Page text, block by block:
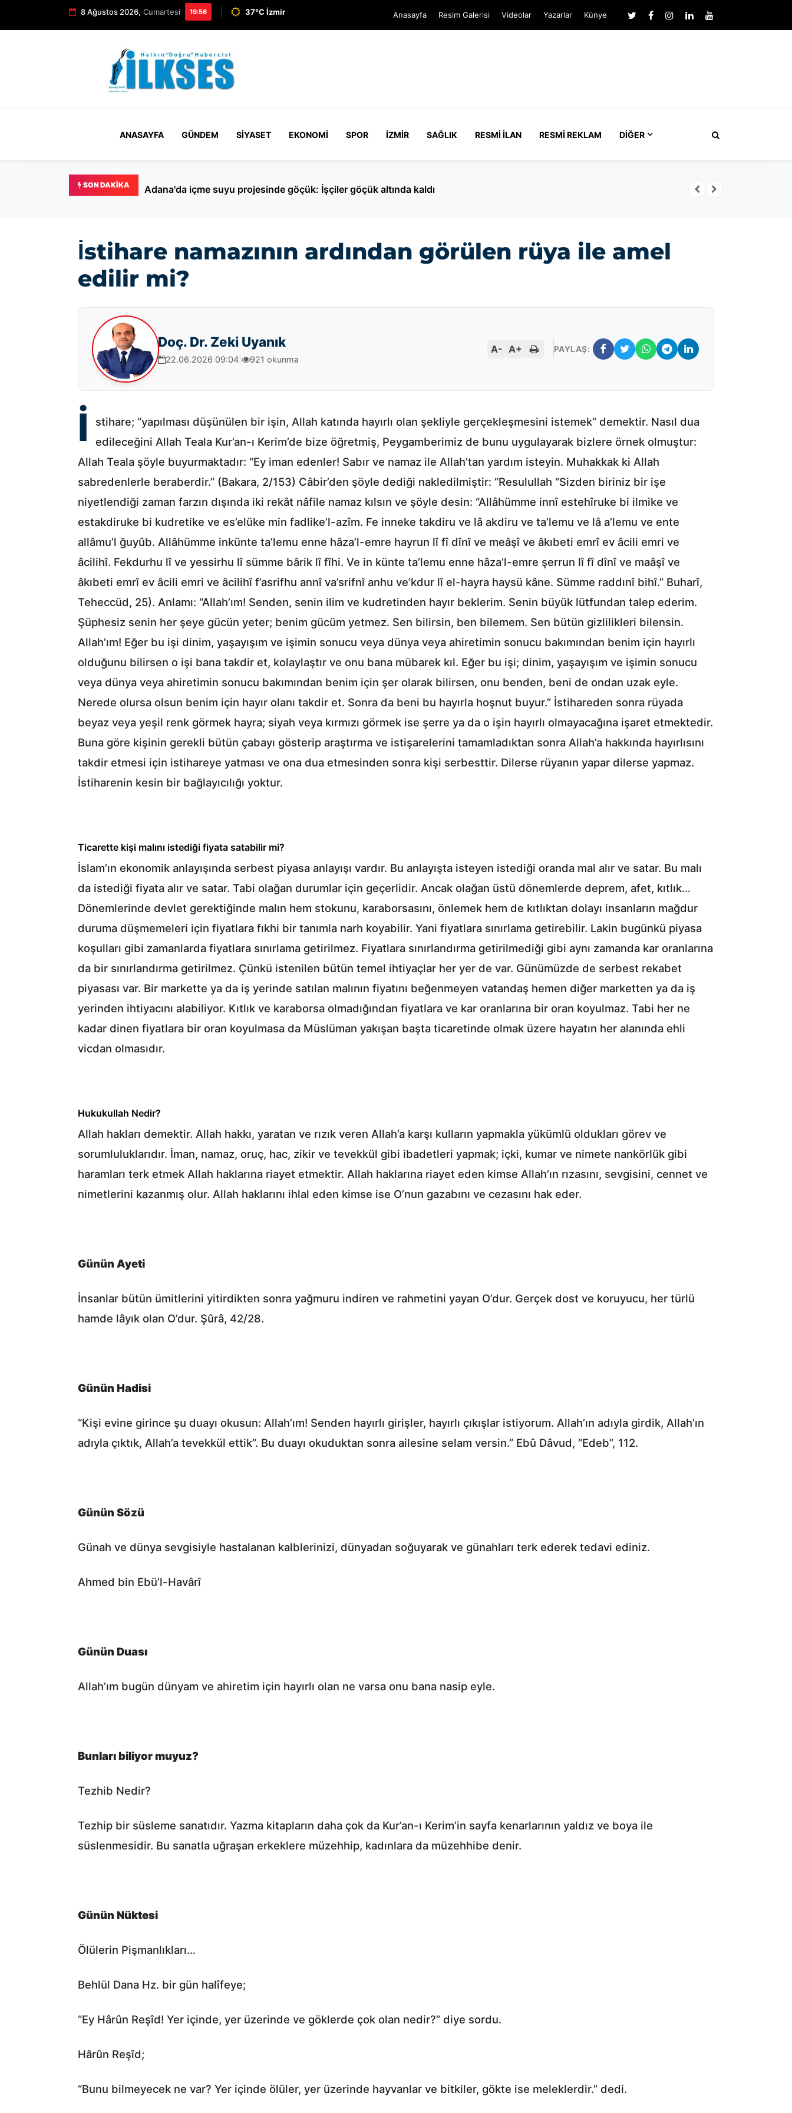
8 Ağustos 2026, Cumartesi 19:56 37°C İzmir Anasayfa Resim Galerisi Videolar Yazarlar Künye
ANASAYFA GÜNDEM SIYASET EKONOMI SPOR İZMIR SAĞLIK RESMI İLAN RESMI REKLAM DIĞER
SON DAKIKA Bakırköy’de kedilere mama verirken yolu kapatan kadın yakalandı: Hakkında 150 kayıt çıktı
İstihare namazının ardından görülen rüya ile amel
edilir mi?
Doç. Dr. Zeki Uyanık
22.06.2026 09:04 921 okunma
A- A+ PAYLAŞ:
İ
stihare; “yapılması düşünülen bir işin, Allah katında hayırlı olan şekliyle gerçekleşmesini istemek” demektir. Nasıl dua
edileceğini Allah Teala Kur’an-ı Kerim’de bize öğretmiş, Peygamberimiz de bunu uygulayarak bizlere örnek olmuştur:
Allah Teala şöyle buyurmaktadır: “Ey iman edenler! Sabır ve namaz ile Allah’tan yardım isteyin. Muhakkak ki Allah
sabredenlerle beraberdir.” (Bakara, 2/153) Câbir’den şöyle dediği nakledilmiştir: “Resulullah “Sizden biriniz bir işe
niyetlendiği zaman farzın dışında iki rekât nâfile namaz kılsın ve şöyle desin: “Allâhümme innî estehîruke bi ilmike ve
estakdiruke bi kudretike ve es’elüke min fadlike’l-azîm. Fe inneke takdiru ve lâ akdiru ve ta’lemu ve lâ a’lemu ve ente
allâmu’l ğuyûb. Allâhümme inkünte ta’lemu enne hâza’l-emre hayrun lî fî dînî ve meâşî ve âkıbeti emrî ev âcili emri ve
âcilihî. Fekdurhu lî ve yessirhu lî sümme bârik lî fîhi. Ve in künte ta’lemu enne hâza’l-emre şerrun lî fî dînî ve maâşî ve
âkıbeti emrî ev âcili emri ve âcilihî f’asrifhu annî va’srifnî anhu ve’kdur lî el-hayra haysü kâne. Sümme raddınî bihî.” Buharî,
Teheccüd, 25). Anlamı: “Allah’ım! Senden, senin ilim ve kudretinden hayır beklerim. Senin büyük lütfundan talep ederim.
Şüphesiz senin her şeye gücün yeter; benim gücüm yetmez. Sen bilirsin, ben bilemem. Sen bütün gizlilikleri bilensin.
Allah’ım! Eğer bu işi dinim, yaşayışım ve işimin sonucu veya dünya veya ahiretimin sonucu bakımından benim için hayırlı
olduğunu bilirsen o işi bana takdir et, kolaylaştır ve onu bana mübarek kıl. Eğer bu işi; dinim, yaşayışım ve işimin sonucu
veya dünya veya ahiretimin sonucu bakımından benim için şer olarak bilirsen, onu benden, beni de ondan uzak eyle.
Nerede olursa olsun benim için hayır olanı takdir et. Sonra da beni bu hayırla hoşnut buyur.” İstihareden sonra rüyada
beyaz veya yeşil renk görmek hayra; siyah veya kırmızı görmek ise şerre ya da o işin hayırlı olmayacağına işaret etmektedir.
Buna göre kişinin gerekli bütün çabayı gösterip araştırma ve istişarelerini tamamladıktan sonra Allah’a hakkında hayırlısını
takdir etmesi için istihareye yatması ve ona dua etmesinden sonra kişi serbesttir. Dilerse rüyanın yapar dilerse yapmaz.
İstiharenin kesin bir bağlayıcılığı yoktur.
Ticarette kişi malını istediği fiyata satabilir mi?
İslam’ın ekonomik anlayışında serbest piyasa anlayışı vardır. Bu anlayışta isteyen istediği oranda mal alır ve satar. Bu malı
da istediği fiyata alır ve satar. Tabi olağan durumlar için geçerlidir. Ancak olağan üstü dönemlerde deprem, afet, kıtlık…
Dönemlerinde devlet gerektiğinde malın hem stokunu, karaborsasını, önlemek hem de kıtlıktan dolayı insanların mağdur
duruma düşmemeleri için fiyatlara fıkhi bir tanımla narh koyabilir. Yani fiyatlara sınırlama getirebilir. Lakin bugünkü piyasa
koşulları gibi zamanlarda fiyatlara sınırlama getirilmez. Fiyatlara sınırlandırma getirilmediği gibi aynı zamanda kar oranlarına
da bir sınırlandırma getirilmez. Çünkü istenilen bütün temel ihtiyaçlar her yer de var. Günümüzde de serbest rekabet
piyasası var. Bir markette ya da iş yerinde satılan malının fiyatını beğenmeyen vatandaş hemen diğer marketten ya da iş
yerinden ihtiyacını alabiliyor. Kıtlık ve karaborsa olmadığından fiyatlara ve kar oranlarına bir oran koyulmaz. Tabi her ne
kadar dinen fiyatlara bir oran koyulmasa da Müslüman yakışan başta ticaretinde olmak üzere hayatın her alanında ehli
vicdan olmasıdır.
Hukukullah Nedir?
Allah hakları demektir. Allah hakkı, yaratan ve rızık veren Allah’a karşı kulların yapmakla yükümlü oldukları görev ve
sorumluluklarıdır. İman, namaz, oruç, hac, zikir ve tevekkül gibi ibadetleri yapmak; içki, kumar ve nimete nankörlük gibi
haramları terk etmek Allah haklarına riayet etmektir. Allah haklarına riayet eden kimse Allah’ın rızasını, sevgisini, cennet ve
nimetlerini kazanmış olur. Allah haklarını ihlal eden kimse ise O’nun gazabını ve cezasını hak eder.
Günün Ayeti
İnsanlar bütün ümitlerini yitirdikten sonra yağmuru indiren ve rahmetini yayan O’dur. Gerçek dost ve koruyucu, her türlü
hamde lâyık olan O’dur. Şûrâ, 42/28.
Günün Hadisi
“Kişi evine girince şu duayı okusun: Allah’ım! Senden hayırlı girişler, hayırlı çıkışlar istiyorum. Allah’ın adıyla girdik, Allah’ın
adıyla çıktık, Allah’a tevekkül ettik”. Bu duayı okuduktan sonra ailesine selam versin.” Ebû Dâvud, “Edeb”, 112.
Günün Sözü
Günah ve dünya sevgisiyle hastalanan kalblerinizi, dünyadan soğuyarak ve günahları terk ederek tedavi ediniz.
Ahmed bin Ebü’l-Havârî
Günün Duası
Allah’ım bugün dünyam ve ahiretim için hayırlı olan ne varsa onu bana nasip eyle.
Bunları biliyor muyuz?
Tezhib Nedir?
Tezhip bir süsleme sanatıdır. Yazma kitapların daha çok da Kur’an-ı Kerim’in sayfa kenarlarının yaldız ve boya ile
süslenmesidir. Bu sanatla uğraşan erkeklere müzehhip, kadınlara da müzehhibe denir.
Günün Nüktesi
Ölülerin Pişmanlıkları…
Behlül Dana Hz. bir gün halîfeye;
“Ey Hârûn Reşîd! Yer içinde, yer üzerinde ve göklerde çok olan nedir?” diye sordu.
Hârûn Reşîd;
“Bunu bilmeyecek ne var? Yer içinde ölüler, yer üzerinde hayvanlar ve bitkiler, gökte ise meleklerdir.” dedi.